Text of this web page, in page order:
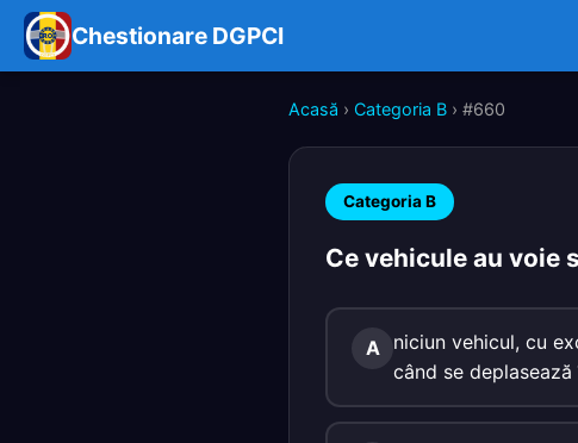
Chestionare DGPCI
Acasă › Categoria B › #660
Categoria B
Ce vehicule au voie
A
niciun vehicul, cu
când se